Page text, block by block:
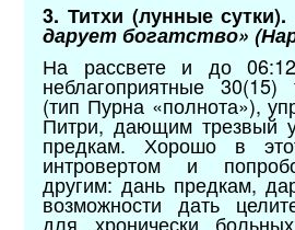
3. Титхи (лунные сутки).
дарует богатство»
На рассвете и до
неблагоприятные 30(15)
(тип Пурна «полнота»),
Питри, дающим трезвый
предкам. Хорошо в
интровертом и
другим: дань предкам,
возможности дать
для хронически